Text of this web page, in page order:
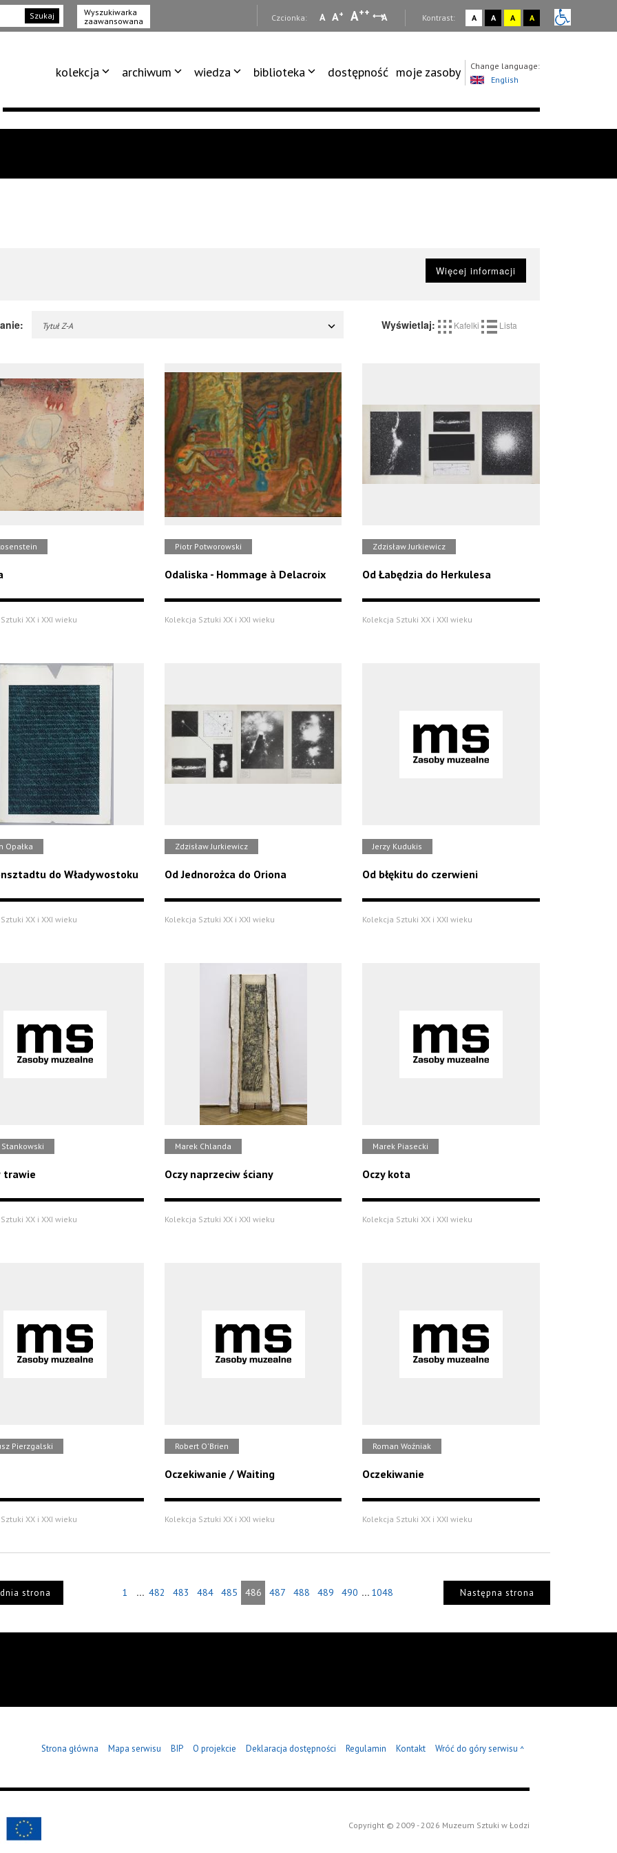
Szukaj
Wyszukiwarka
zaawansowana
Czcionka: A A+ A++ A Kontrast: A A A A
kolekcja archiwum wiedza biblioteka dostępność moje zasoby
Change language:
English
Więcej informacji
Tytuł Z-A Wyświetlaj: Kafelki Lista
XX i XXI wieku
Piotr Potworowski
Odaliska - Hommage à Delacroix
Kolekcja Sztuki XX i XXI wieku
Zdzisław Jurkiewicz
Od Łabędzia do Herkulesa
Kolekcja Sztuki XX i XXI wieku
Opałka
do Władywostoku
XX i XXI wieku
Zdzisław Jurkiewicz
Od Jednorożca do Oriona
Kolekcja Sztuki XX i XXI wieku
Jerzy Kudukis
Od błękitu do czerwieni
Kolekcja Sztuki XX i XXI wieku
trawie
XX i XXI wieku
Marek Chlanda
Oczy naprzeciw ściany
Kolekcja Sztuki XX i XXI wieku
Marek Piasecki
Oczy kota
Kolekcja Sztuki XX i XXI wieku
Pierzgalski
XX i XXI wieku
Robert O'Brien
Oczekiwanie / Waiting
Kolekcja Sztuki XX i XXI wieku
Roman Woźniak
Oczekiwanie
Kolekcja Sztuki XX i XXI wieku
strona 1 ... 482 483 484 485 486 487 488 489 490 ... 1048 Następna strona
Strona główna Mapa serwisu BIP O projekcie Deklaracja dostępności Regulamin Kontakt Wróć do góry serwisu ^
Copyright © 2009 - 2026 Muzeum Sztuki w Łodzi